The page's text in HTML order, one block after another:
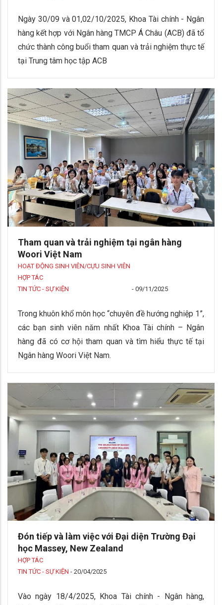
Ngày 30/09 và 01,02/10/2025, Khoa Tài chính - Ngân
hàng kết hợp với Ngân hàng TMCP Á Châu (ACB) đã tổ
chức thành công buổi tham quan và trải nghiệm thực tế
tại Trung tâm học tập ACB
Tham quan và trải nghiệm tại ngân hàng
Woori Việt Nam
HOẠT ĐỘNG SINH VIÊN/CỰU SINH VIÊN
HỢP TÁC
TIN TỨC - SỰ KIỆN
- 09/11/2025
Trong khuôn khổ môn học “chuyên đề hướng nghiệp 1”,
các bạn sinh viên năm nhất Khoa Tài chính – Ngân
hàng đã có cơ hội tham quan và tìm hiểu thực tế tại
Ngân hàng Woori Việt Nam.
Đón tiếp và làm việc với Đại diện Trường Đại
học Massey, New Zealand
HỢP TÁC
TIN TỨC - SỰ KIỆN - 20/04/2025
Vào ngày 18/4/2025, Khoa Tài chính - Ngân hàng,